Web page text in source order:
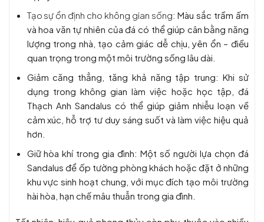
Tạo sự ổn định cho không gian sống: Màu sắc trầm ấm
và hoa văn tự nhiên của đá có thể giúp cân bằng năng
lượng trong nhà, tạo cảm giác dễ chịu, yên ổn – điều
quan trọng trong một môi trường sống lâu dài.
Giảm căng thẳng, tăng khả năng tập trung: Khi sử
dụng trong không gian làm việc hoặc học tập, đá
Thạch Anh Sandalus có thể giúp giảm nhiễu loạn về
cảm xúc, hỗ trợ tư duy sáng suốt và làm việc hiệu quả
hơn.
Giữ hòa khí trong gia đình: Một số người lựa chọn đá
Sandalus để ốp tường phòng khách hoặc đặt ở những
khu vực sinh hoạt chung, với mục đích tạo môi trường
hài hòa, hạn chế mâu thuẫn trong gia đình.